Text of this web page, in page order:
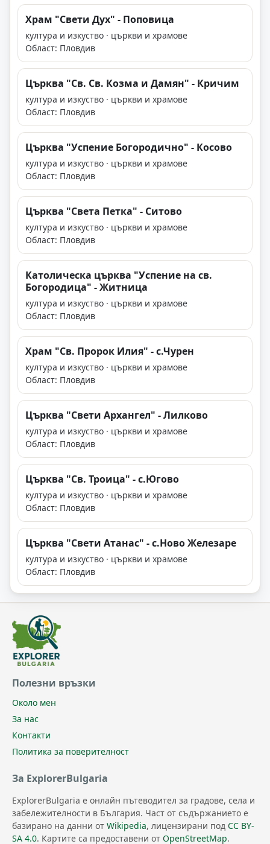
Храм "Свети Дух" - Поповица
култура и изкуство · църкви и храмове
Област: Пловдив
Църква "Св. Св. Козма и Дамян" - Кричим
култура и изкуство · църкви и храмове
Област: Пловдив
Църква "Успение Богородично" - Косово
култура и изкуство · църкви и храмове
Област: Пловдив
Църква "Света Петка" - Ситово
култура и изкуство · църкви и храмове
Област: Пловдив
Католическа църква "Успение на св.
Богородица" - Житница
култура и изкуство · църкви и храмове
Област: Пловдив
Храм "Св. Пророк Илия" - с.Чурен
култура и изкуство · църкви и храмове
Област: Пловдив
Църква "Свети Архангел" - Лилково
култура и изкуство · църкви и храмове
Област: Пловдив
Църква "Св. Троица" - с.Югово
култура и изкуство · църкви и храмове
Област: Пловдив
Църква "Свети Атанас" - с.Ново Железаре
култура и изкуство · църкви и храмове
Област: Пловдив
Полезни връзки
Около мен
За нас
Контакти
Политика за поверителност
За ExplorerBulgaria
ExplorerBulgaria е онлайн пътеводител за градове, села и
забележителности в България. Част от съдържанието е
базирано на данни от Wikipedia, лицензирани под CC BY-
SA 4.0. Картите са предоставени от OpenStreetMap.